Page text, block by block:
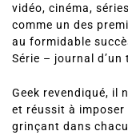
vidéo, cinéma,
comme un des
au formidable
Série – journal d’un
Geek revendiqué, il
et réussit à
grinçant dans